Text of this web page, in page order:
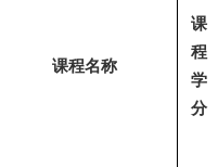
课程名称
课
程
学
分